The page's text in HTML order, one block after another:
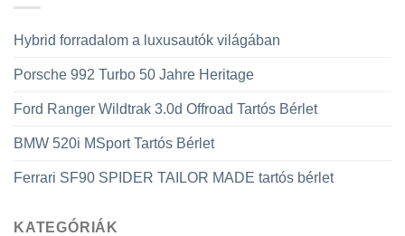
Hybrid forradalom a luxusautók világában
Porsche 992 Turbo 50 Jahre Heritage
Ford Ranger Wildtrak 3.0d Offroad Tartós Bérlet
BMW 520i MSport Tartós Bérlet
Ferrari SF90 SPIDER TAILOR MADE tartós bérlet
KATEGÓRIÁK